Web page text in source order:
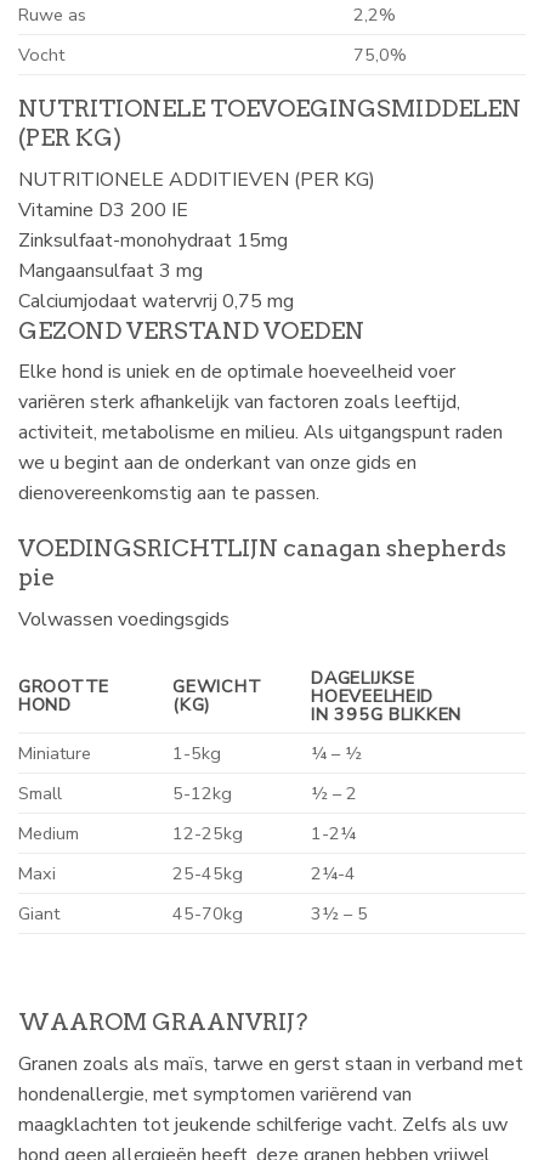
Ruwe as
2,2%
Vocht
75,0%
NUTRITIONELE TOEVOEGINGSMIDDELEN
(PER KG)
NUTRITIONELE ADDITIEVEN (PER KG)
Vitamine D3 200 IE
Zinksulfaat-monohydraat 15mg
Mangaansulfaat 3 mg
Calciumjodaat watervrij 0,75 mg
GEZOND VERSTAND VOEDEN
Elke hond is uniek en de optimale hoeveelheid voer
variëren sterk afhankelijk van factoren zoals leeftijd,
activiteit, metabolisme en milieu. Als uitgangspunt raden
we u begint aan de onderkant van onze gids en
dienovereenkomstig aan te passen.
VOEDINGSRICHTLIJN canagan shepherds
pie
Volwassen voedingsgids
GROOTTE
HOND
GEWICHT
(KG)
DAGELIJKSE
HOEVEELHEID
IN 395G BLIKKEN
Miniature
1-5kg
¼ – ½
Small
5-12kg
½ – 2
Medium
12-25kg
1-2¼
Maxi
25-45kg
2¼-4
Giant
45-70kg 3½ – 5
WAAROM GRAANVRIJ?
Granen zoals als maïs, tarwe en gerst staan in verband met
hondenallergie, met symptomen variërend van
maagklachten tot jeukende schilferige vacht. Zelfs als uw